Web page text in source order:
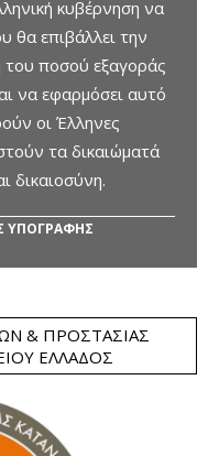
κυβέρνηση να
θα επιβάλλει την
του ποσού εξαγοράς
να εφαρμόσει αυτό
οι Έλληνες
τα δικαιώματά
δικαιοσύνη.
ΥΠΟΓΡΑΦΗΣ
& ΠΡΟΣΤΑΣΊΑΣ
ΕΛΛΆΔΟΣ